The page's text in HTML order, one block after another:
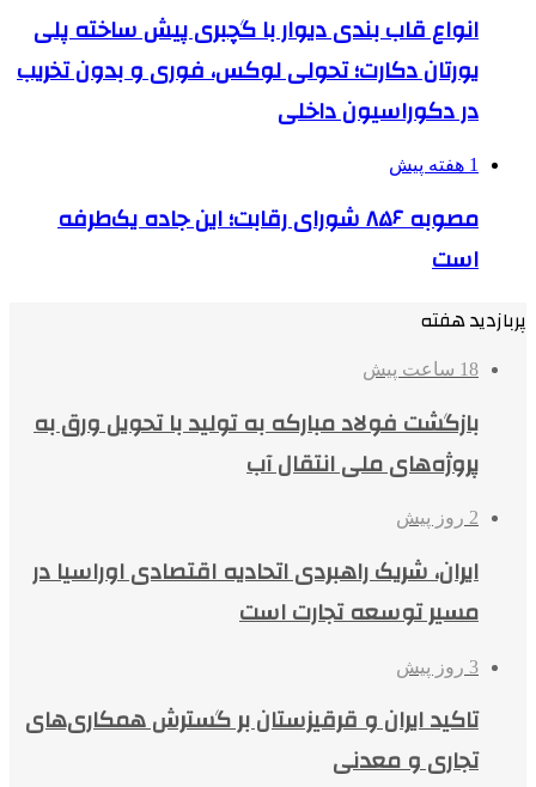
انواع قاب بندی دیوار با گچبری پیش ساخته پلی
یورتان دکارت؛ تحولی لوکس، فوری و بدون تخریب
در دکوراسیون داخلی
1 هفته پیش
مصوبه ۸۵۶ شورای رقابت؛ این جاده یک‌طرفه
است
پربازدید هفته
18 ساعت پیش
بازگشت فولاد مبارکه به تولید با تحویل ورق به
پروژه‌های ملی انتقال آب
2 روز پیش
ایران، شریک راهبردی اتحادیه اقتصادی اوراسیا در
مسیر توسعه تجارت است
3 روز پیش
تاکید ایران و قرقیزستان بر گسترش همکاری‌های
تجاری و معدنی